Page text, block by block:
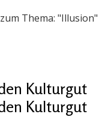
Thema: "Illusion"
Kulturgut
Kulturgut